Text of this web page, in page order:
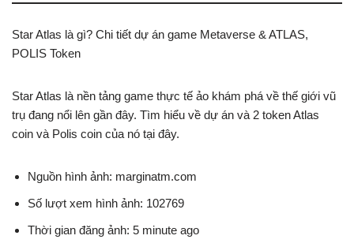
Star Atlas là gì? Chi tiết dự án game Metaverse & ATLAS,
POLIS Token
Star Atlas là nền tảng game thực tế ảo khám phá về thế giới vũ
trụ đang nổi lên gần đây. Tìm hiểu về dự án và 2 token Atlas
coin và Polis coin của nó tại đây.
Nguồn hình ảnh: marginatm.com
Số lượt xem hình ảnh: 102769
Thời gian đăng ảnh: 5 minute ago